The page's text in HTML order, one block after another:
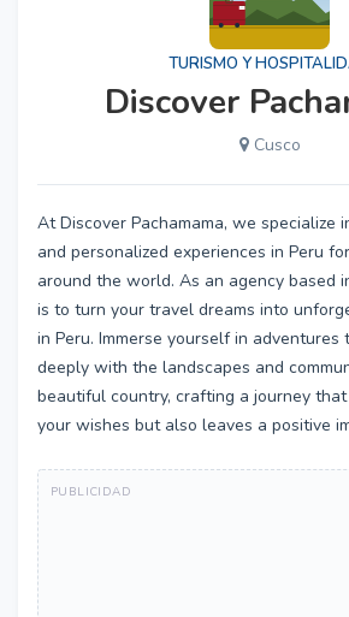
TURISMO Y
Discover
Cusco
At Discover Pachamama, we specialize
and personalized experiences in Peru
around the world. As an agency based
is to turn your travel dreams into
in Peru. Immerse yourself in adventures
deeply with the landscapes and
beautiful country, crafting a journey
your wishes but also leaves a positive